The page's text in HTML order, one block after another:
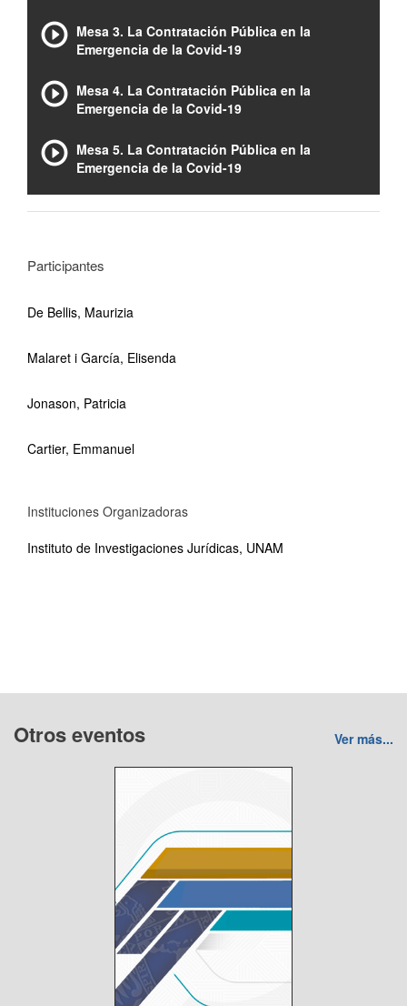
Mesa 3. La Contratación Pública en la
Emergencia de la Covid-19
Mesa 4. La Contratación Pública en la
Emergencia de la Covid-19
Mesa 5. La Contratación Pública en la
Emergencia de la Covid-19
Participantes
De Bellis, Maurizia
Malaret i García, Elisenda
Jonason, Patricia
Cartier, Emmanuel
Instituciones Organizadoras
Instituto de Investigaciones Jurídicas, UNAM
Otros eventos Ver más...